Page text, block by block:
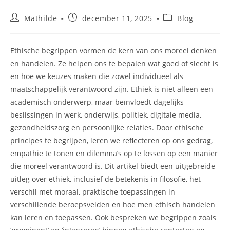
BerichtMathilde
Berichtdecember 11, 2025 Berichtcategorie:
Blog
Ethische begrippen vormen de kern van ons moreel denken
en handelen. Ze helpen ons te bepalen wat goed of slecht is
en hoe we keuzes maken die zowel individueel als
maatschappelijk verantwoord zijn. Ethiek is niet alleen een
academisch onderwerp, maar beïnvloedt dagelijks
beslissingen in werk, onderwijs, politiek, digitale media,
gezondheidszorg en persoonlijke relaties. Door ethische
principes te begrijpen, leren we reflecteren op ons gedrag,
empathie te tonen en dilemma’s op te lossen op een manier
die moreel verantwoord is. Dit artikel biedt een uitgebreide
uitleg over ethiek, inclusief de betekenis in filosofie, het
verschil met moraal, praktische toepassingen in
verschillende beroepsvelden en hoe men ethisch handelen
kan leren en toepassen. Ook bespreken we begrippen zoals